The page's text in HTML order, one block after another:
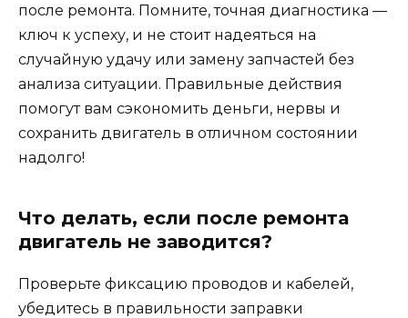
после ремонта. Помните, точная диагностика —
ключ к успеху, и не стоит надеяться на
случайную удачу или замену запчастей без
анализа ситуации. Правильные действия
помогут вам сэкономить деньги, нервы и
сохранить двигатель в отличном состоянии
надолго!
Что делать, если после ремонта
двигатель не заводится?
Проверьте фиксацию проводов и кабелей,
убедитесь в правильности заправки